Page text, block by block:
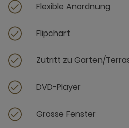
Flexible Anordnung
Flipchart
Zutritt zu Garten/
DVD-Player
Grosse Fenster